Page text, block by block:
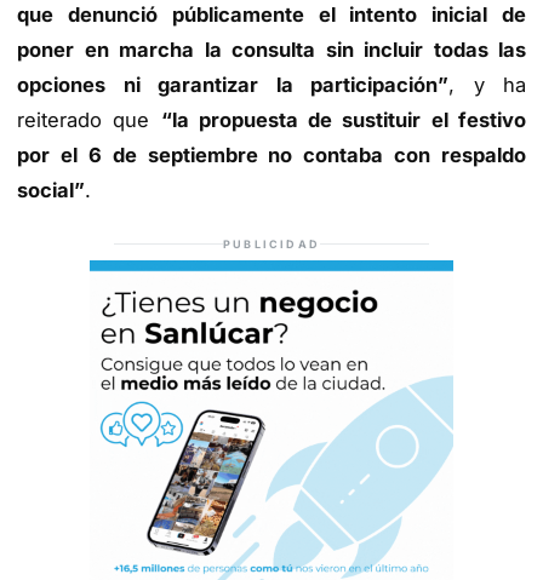
que denunció públicamente el intento inicial de
poner en marcha la consulta sin incluir todas las
opciones ni garantizar la participación”, y ha
reiterado que “la propuesta de sustituir el festivo
por el 6 de septiembre no contaba con respaldo
social”.
PUBLICIDAD